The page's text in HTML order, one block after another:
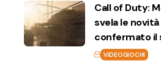
Call of Duty:
svela le novità
confermato il
VIDEOGIOCHI